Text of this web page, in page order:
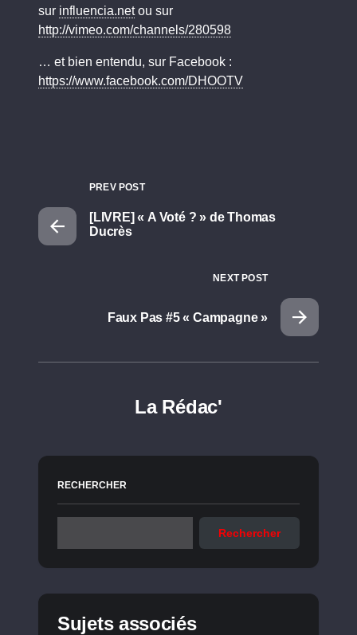
sur influencia.netou sur
http://vimeo.com/channels/280598
… et bien entendu, sur Facebook :
https://www.facebook.com/DHOOTV
PREV POST
[LIVRE] « A Voté ? » de Thomas
Ducrès
NEXT POST
Faux Pas #5 « Campagne »
La Rédac'
RECHERCHER
Rechercher
Sujets associés